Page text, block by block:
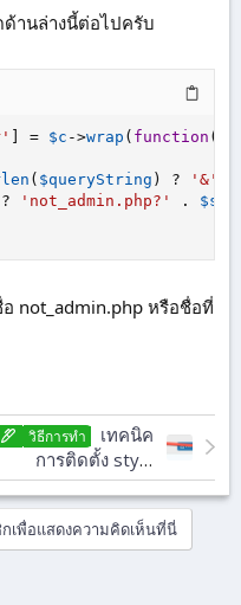
านล่างนี้ต่อไปครับ
= $c ->wrap ( function (
( $queryString ) ? '&'
? 'not_admin.php?' .
not_admin.php หรือชื่อที่
วิธีการทํา
เทคนิค
การติดตั้ง style
theme สำหรับ 2.x
เพื่อแสดงความคิดเห็นที่นี่